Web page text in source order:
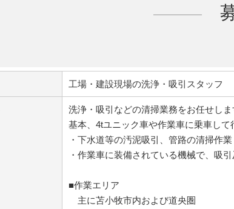
工場・建設現場の洗浄・吸引スタッフ
洗浄・吸引などの清掃業務をお任せしま
基本、4tユニック車や作業車に乗車し
・下水道等の汚泥吸引、管路の清掃作業
・作業車に装備されている機械で、吸
■作業エリア
主に苫小牧市内および道央圏